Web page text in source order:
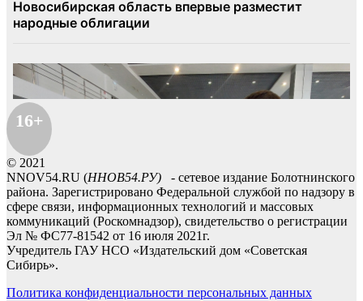
16+
© 2021
NNOV54.RU (ННОВ54.РУ) - сетевое издание Болотнинского
района. Зарегистрировано Федеральной службой по надзору в
сфере связи, информационных технологий и массовых
коммуникаций (Роскомнадзор), свидетельство о регистрации
Эл № ФС77-81542 от 16 июля 2021г.
Учредитель ГАУ НСО «Издательский дом «Советская
Сибирь».
Политика конфиденциальности персональных данных